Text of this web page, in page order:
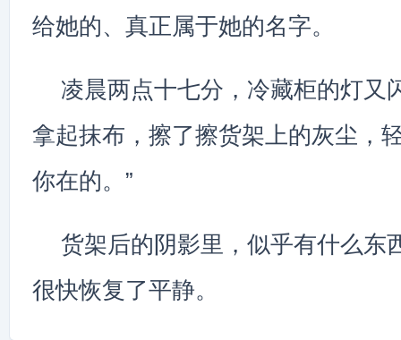
给她的、真正属于她的名字。
凌晨两点十七分，冷藏柜的灯又
拿起抹布，擦了擦货架上的灰尘，
你在的。”
货架后的阴影里，似乎有什么东
很快恢复了平静。